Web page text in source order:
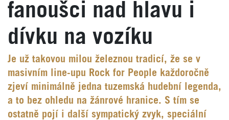
fanoušci nad hlavu i
dívku na vozíku
Je už takovou milou železnou tradicí, že se v
masivním line-upu Rock for People každoročně
zjeví minimálně jedna tuzemská hudební legenda,
a to bez ohledu na žánrové hranice. S tím se
ostatně pojí i další sympatický zvyk, speciální